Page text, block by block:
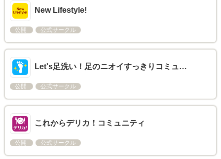
New Lifestyle!
公開 公式サークル
Let's足洗い！足のニオイすっきりコミュ…
公開 公式サークル
これからデリカ！コミュニティ
公開 公式サークル